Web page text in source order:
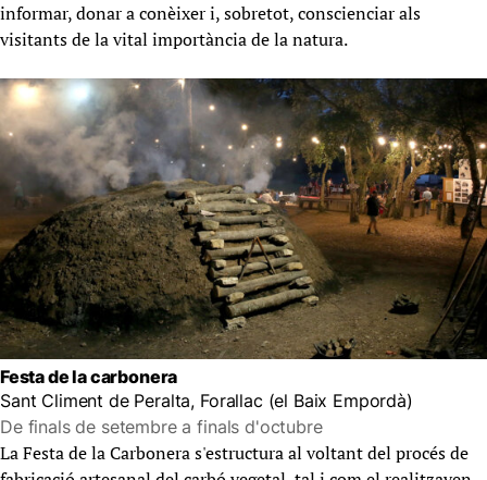
informar, donar a conèixer i, sobretot, conscienciar als
visitants de la vital importància de la natura.
Festa de la carbonera
Sant Climent de Peralta, Forallac (el Baix Empordà)
De finals de setembre a finals d'octubre
La Festa de la Carbonera s'estructura al voltant del procés de